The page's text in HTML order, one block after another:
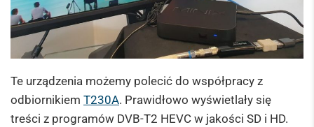
Te urządzenia możemy polecić do współpracy z
odbiornikiem T230A. Prawidłowo wyświetlały się
treści z programów DVB-T2 HEVC w jakości SD i HD.